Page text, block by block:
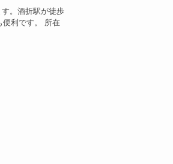
。酒折駅が徒歩
便利です。 所在